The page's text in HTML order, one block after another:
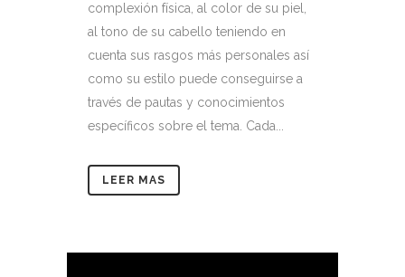
complexión física, al color de su piel,
al tono de su cabello teniendo en
cuenta sus rasgos más personales así
como su estilo puede conseguirse a
través de pautas y conocimientos
específicos sobre el tema. Cada...
LEER MAS